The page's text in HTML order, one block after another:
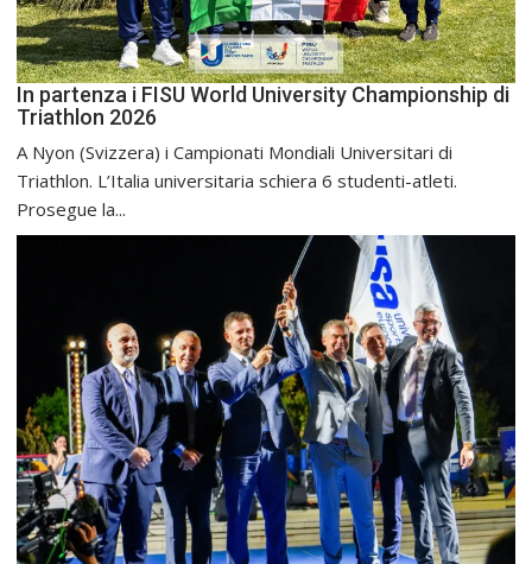
In partenza i FISU World University Championship di
Triathlon 2026
A Nyon (Svizzera) i Campionati Mondiali Universitari di
Triathlon. L’Italia universitaria schiera 6 studenti-atleti.
Prosegue la...